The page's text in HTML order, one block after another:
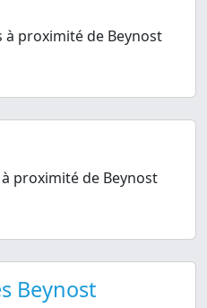
à proximité de Beynost
proximité de Beynost
Beynost